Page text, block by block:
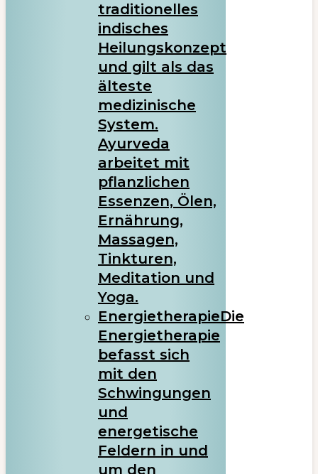
traditionelles
indisches
Heilungskonzept
und gilt als das
älteste
medizinische
System.
Ayurveda
arbeitet mit
pflanzlichen
Essenzen, Ölen,
Ernährung,
Massagen,
Tinkturen,
Meditation und
Yoga.
EnergietherapieDie
Energietherapie
befasst sich
mit den
Schwingungen
und
energetische
Feldern in und
um den